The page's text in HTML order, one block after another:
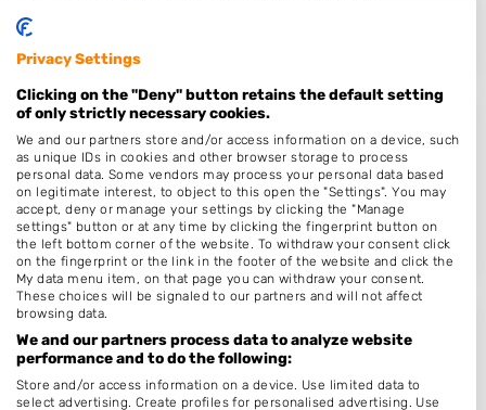
Lookz by Janneke
Mr. W.M. Kolffstraat 13
4158EP Deil
Op 16,83 km afstand
Image by Christel
Nieuwlandsestraat 51
5473RT Heeswijk Dinther
Privacy Settings
Clicking on the "Deny" button retains the default setting
of only strictly necessary cookies.
We and our partners store and/or access information on a device, such
as unique IDs in cookies and other browser storage to process
personal data. Some vendors may process your personal data based
on legitimate interest, to object to this open the "Settings". You may
accept, deny or manage your settings by clicking the "Manage
settings" button or at any time by clicking the fingerprint button on
the left bottom corner of the website. To withdraw your consent click
on the fingerprint or the link in the footer of the website and click the
My data menu item, on that page you can withdraw your consent.
These choices will be signaled to our partners and will not affect
browsing data.
We and our partners process data to analyze website
performance and to do the following:
Store and/or access information on a device. Use limited data to
select advertising. Create profiles for personalised advertising. Use